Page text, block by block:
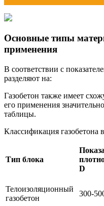
Основные типы
применения
В соответствии с
разделяют на:
Газобетон также имеет
его применения
таблицы.
Классификация газобетона
Тип блока
D
Телоизоляционный
газобетон
300-